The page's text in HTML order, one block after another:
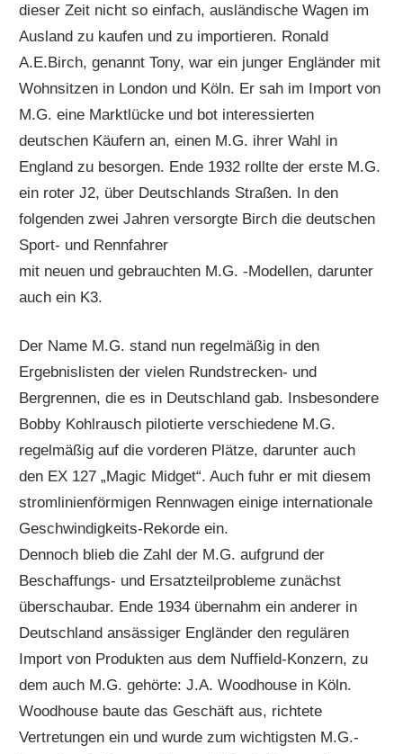
dieser Zeit nicht so einfach, ausländische Wagen im
Ausland zu kaufen und zu importieren. Ronald
A.E.Birch, genannt Tony, war ein junger Engländer mit
Wohnsitzen in London und Köln. Er sah im Import von
M.G. eine Marktlücke und bot interessierten
deutschen Käufern an, einen M.G. ihrer Wahl in
England zu besorgen. Ende 1932 rollte der erste M.G.
ein roter J2, über Deutschlands Straßen. In den
folgenden zwei Jahren versorgte Birch die deutschen
Sport- und Rennfahrer
mit neuen und gebrauchten M.G. -Modellen, darunter
auch ein K3.
Der Name M.G. stand nun regelmäßig in den
Ergebnislisten der vielen Rundstrecken- und
Bergrennen, die es in Deutschland gab. Insbesondere
Bobby Kohlrausch pilotierte verschiedene M.G.
regelmäßig auf die vorderen Plätze, darunter auch
den EX 127 „Magic Midget“. Auch fuhr er mit diesem
stromlinienförmigen Rennwagen einige internationale
Geschwindigkeits-Rekorde ein.
Dennoch blieb die Zahl der M.G. aufgrund der
Beschaffungs- und Ersatzteilprobleme zunächst
überschaubar. Ende 1934 übernahm ein anderer in
Deutschland ansässiger Engländer den regulären
Import von Produkten aus dem Nuffield-Konzern, zu
dem auch M.G. gehörte: J.A. Woodhouse in Köln.
Woodhouse baute das Geschäft aus, richtete
Vertretungen ein und wurde zum wichtigsten M.G.-